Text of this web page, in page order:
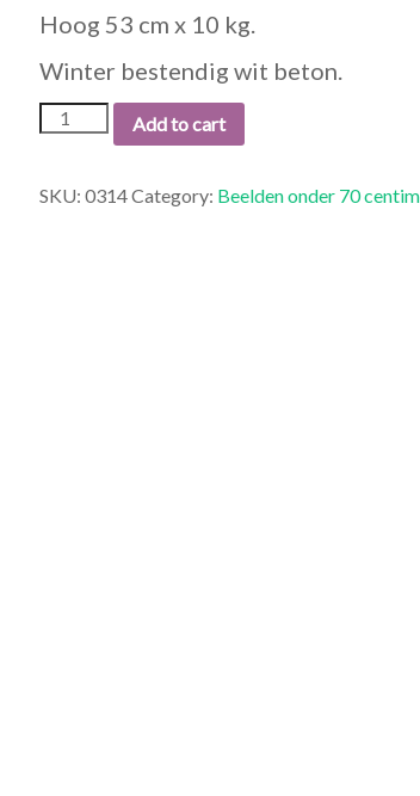
Hoog 53 cm x 10 kg.
Winter bestendig wit beton.
0314
ZWANGERE
Add to cart
SKU:0314Category: Beelden onder 70